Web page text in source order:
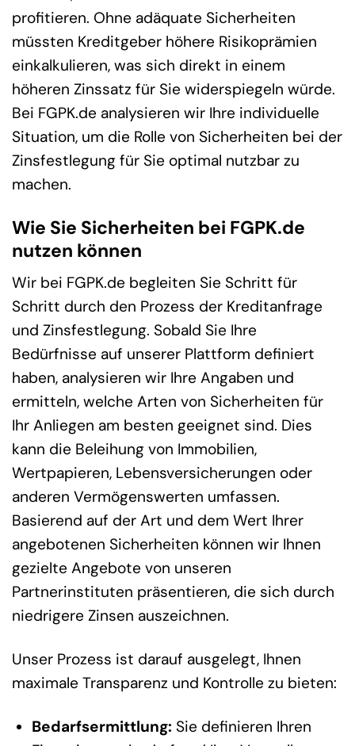
profitieren. Ohne adäquate Sicherheiten
müssten Kreditgeber höhere Risikoprämien
einkalkulieren, was sich direkt in einem
höheren Zinssatz für Sie widerspiegeln würde.
Bei FGPK.de analysieren wir Ihre individuelle
Situation, um die Rolle von Sicherheiten bei der
Zinsfestlegung für Sie optimal nutzbar zu
machen.
Wie Sie Sicherheiten bei FGPK.de
nutzen können
Wir bei FGPK.de begleiten Sie Schritt für
Schritt durch den Prozess der Kreditanfrage
und Zinsfestlegung. Sobald Sie Ihre
Bedürfnisse auf unserer Plattform definiert
haben, analysieren wir Ihre Angaben und
ermitteln, welche Arten von Sicherheiten für
Ihr Anliegen am besten geeignet sind. Dies
kann die Beleihung von Immobilien,
Wertpapieren, Lebensversicherungen oder
anderen Vermögenswerten umfassen.
Basierend auf der Art und dem Wert Ihrer
angebotenen Sicherheiten können wir Ihnen
gezielte Angebote von unseren
Partnerinstituten präsentieren, die sich durch
niedrigere Zinsen auszeichnen.
Unser Prozess ist darauf ausgelegt, Ihnen
maximale Transparenz und Kontrolle zu bieten:
Bedarfsermittlung: Sie definieren Ihren